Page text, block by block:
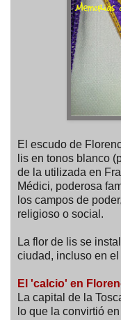
El escudo de
lis en tonos blanco
de la utilizada en
Médici, poderosa
los campos de
religioso o social.
La flor de lis se
ciudad, incluso en
El 'calcio' en
La capital de la
lo que la convirtió